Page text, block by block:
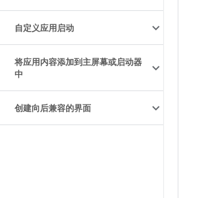
自定义应用启动
将应用内容添加到主屏幕或启动器
中
创建向后兼容的界面